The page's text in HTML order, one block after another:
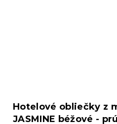
Hotelové obliečky z
JASMINE béžové -